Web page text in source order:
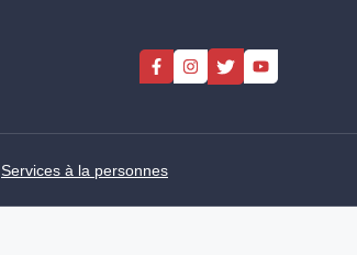
Services à la personnes